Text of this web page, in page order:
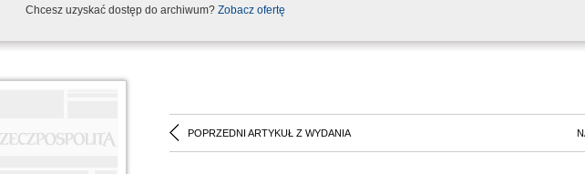
Chcesz uzyskać dostęp do archiwum? Zobacz ofertę
POPRZEDNI ARTYKUŁ Z WYDANIA